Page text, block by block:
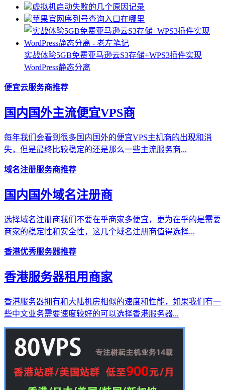
虚拟机启动失败的几个原因记录
苹果官网序列号查询入口在哪里
实战体验5GB免费亚马逊云S3存储+WPS3插件实现
WordPress静态分离
便宜云服务商推荐
国内国外主流便宜VPS商
每年我们会看到很多国内国外的便宜VPS主机商的出现和消
失，但是最终比较稳定的还是那么一些主流服务商...
域名注册服务商推荐
国内国外域名注册商
选择域名注册商我们不要在乎商家多便宜，更为在乎的是需要
商家的稳定性和安全性，这几个域名注册商值得选择...
香港优秀服务器推荐
香港服务器租用商家
香港服务器拥有和大陆机房相似的速度和性能，如果我们有一
些中文业务需要速度较好的可以选择香港服务器...